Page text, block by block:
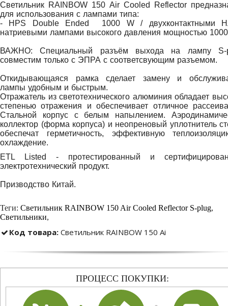
Светильник RAINBOW 150 Air Cooled Reflector
для использования с лампами типа:
- HPS Double Ended 1000 W / двухконтактными
натриевыми лампами высокого давления мощностью 1000
ВАЖНО: Специальный разъём выхода на лампу S-
совместим только с ЭПРА с соответсвующим разъемом.
Откидывающаяся рамка сделает замену и
лампы удобным и быстрым.
Отражатель из светотехнического алюминия обладает
степенью отражения и обеспечивает отличное
Стальной корпус с белым напылением.
коллектор (форма корпуса) и неопреновый уплотнитель
обеспечат герметичность, эффективную
охлаждение.
ETL Listed - протестированный и
электротехнический продукт.
Призводство Китай.
Теги: Светильник RAINBOW 150 Air Cooled Reflector S-plug,
Светильники,
Код товара: Светильник RAINBOW 150 Ai
ПРОЦЕСС ПОКУПКИ: